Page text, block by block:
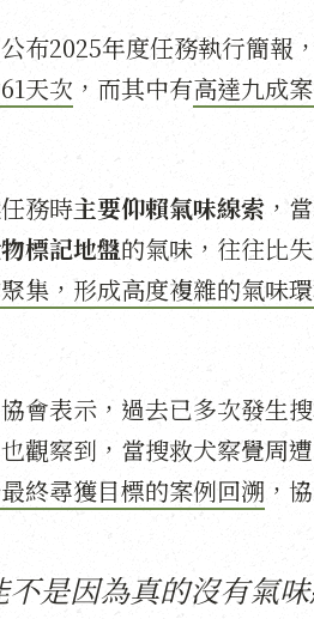
布2025年度任務執行簡報
天次 ，而其中有高達九成
務時主要仰賴氣味線索 ，
標記地盤的氣味，往往比
集，形成高度複雜的氣味
會表示，過去已多次發生
觀察到，當搜救犬察覺周
終尋獲目標的案例回溯 ，
是因為真的沒有氣